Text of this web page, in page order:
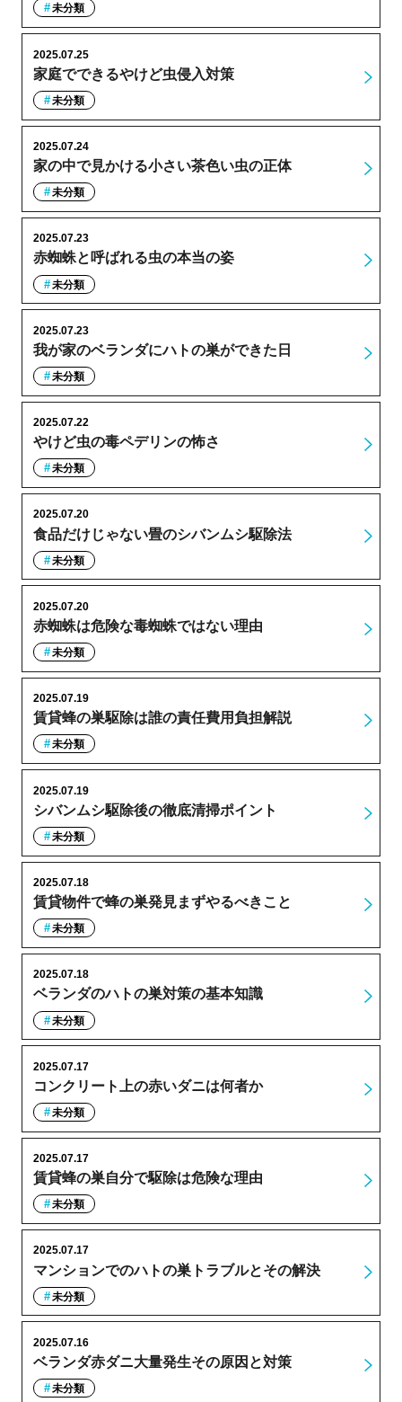
未分類
家庭でできるやけど虫侵入対策
2025.07.25
未分類
家の中で見かける小さい茶色い虫の正体
2025.07.24
未分類
赤蜘蛛と呼ばれる虫の本当の姿
2025.07.23
未分類
我が家のベランダにハトの巣ができた日
2025.07.23
未分類
やけど虫の毒ペデリンの怖さ
2025.07.22
未分類
食品だけじゃない畳のシバンムシ駆除法
2025.07.20
未分類
赤蜘蛛は危険な毒蜘蛛ではない理由
2025.07.20
未分類
賃貸蜂の巣駆除は誰の責任費用負担解説
2025.07.19
未分類
シバンムシ駆除後の徹底清掃ポイント
2025.07.19
未分類
賃貸物件で蜂の巣発見まずやるべきこと
2025.07.18
未分類
ベランダのハトの巣対策の基本知識
2025.07.18
未分類
コンクリート上の赤いダニは何者か
2025.07.17
未分類
賃貸蜂の巣自分で駆除は危険な理由
2025.07.17
未分類
マンションでのハトの巣トラブルとその解決
2025.07.17
未分類
ベランダ赤ダニ大量発生その原因と対策
2025.07.16
未分類